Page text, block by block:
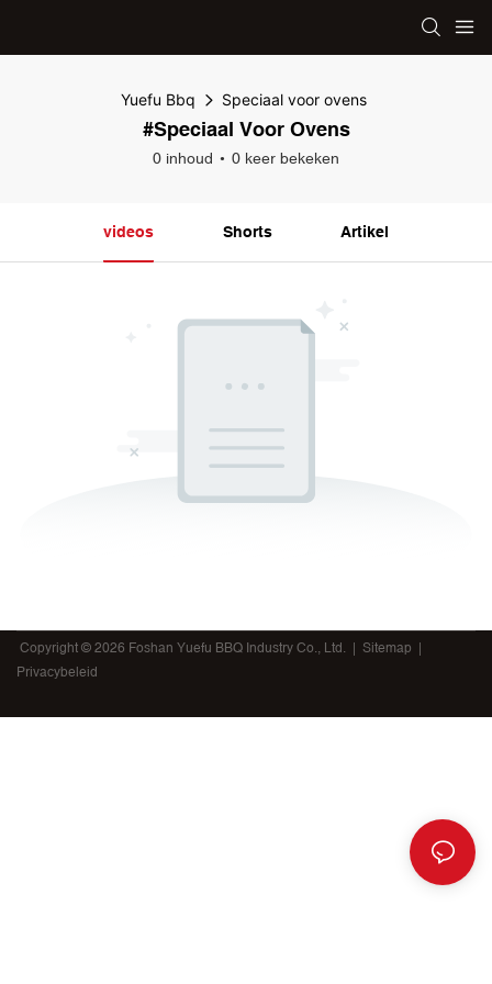
Yuefu Bbq Speciaal voor ovens
#Speciaal Voor Ovens
0 inhoud 0 keer bekeken
videos Shorts Artikel
Copyright © 2026 Foshan Yuefu BBQ Industry Co., Ltd. | Sitemap
Privacybeleid